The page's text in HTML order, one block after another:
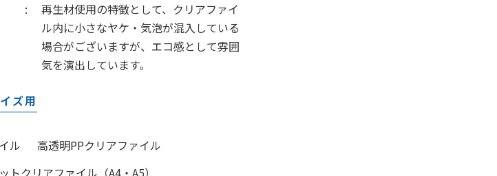
再生材使用の特徴として、クリアファイ
ル内に小さなヤケ・気泡が混入している
場合がございますが、エコ感として雰囲
気を演出しています。
ズ用
ル
高透明PPクリアファイル
トクリアファイル（A4・A5）